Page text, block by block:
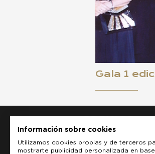
Gala 1
Información sobre cookies
Utilizamos cookies propias y de terceros
mostrarte publicidad personalizada en